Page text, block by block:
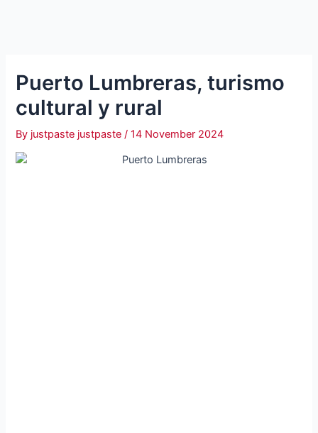
Puerto Lumbreras, turismo
cultural y rural
By justpaste justpaste/14 November 2024